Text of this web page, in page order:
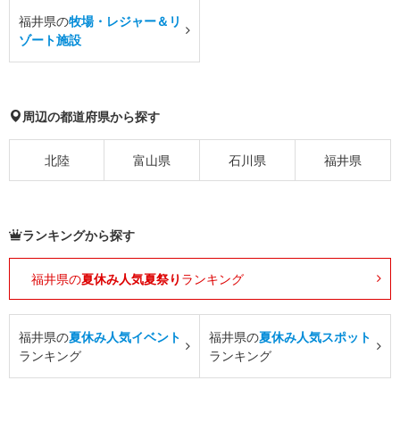
福井県の牧場・レジャー＆リ
ゾート施設
周辺の都道府県から探す
北陸 富山県 石川県 福井県
ランキングから探す
福井県の夏休み人気夏祭り ランキング
福井県の夏休み人気イベント
ランキング
福井県の夏休み人気スポット
ランキング